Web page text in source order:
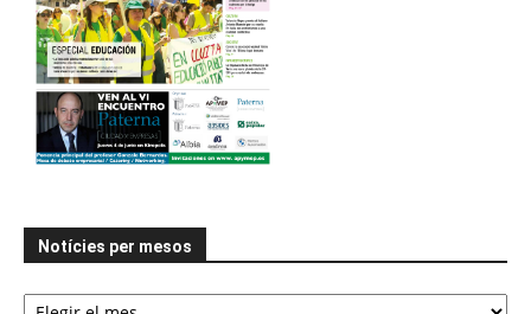
Notícies per mesos
Notícies